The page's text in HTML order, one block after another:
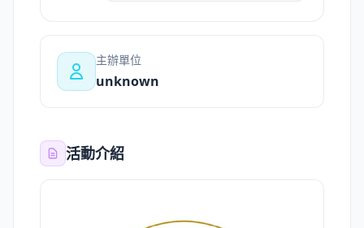
主辦單位
unknown
活動介紹